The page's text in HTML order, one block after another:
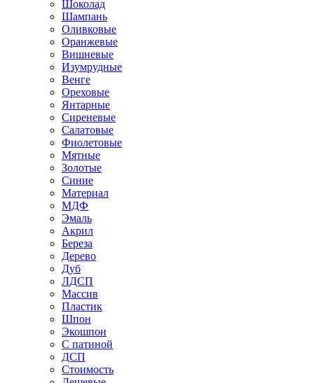
Шоколад
Шампань
Оливковые
Оранжевые
Вишневые
Изумрудные
Венге
Ореховые
Янтарные
Сиреневые
Салатовые
Фиолетовые
Мятные
Золотые
Синие
Материал
МДФ
Эмаль
Акрил
Береза
Дерево
Дуб
ЛДСП
Массив
Пластик
Шпон
Экошпон
С патиной
ДСП
Стоимость